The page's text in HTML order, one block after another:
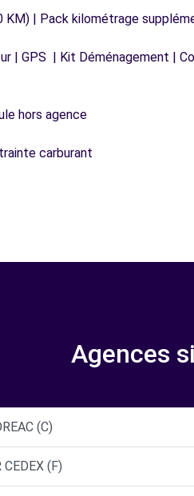
| Pack kilométrage
| GPS | Kit Déménagement |
hors agence
carburant
Agences
(C)
(F)